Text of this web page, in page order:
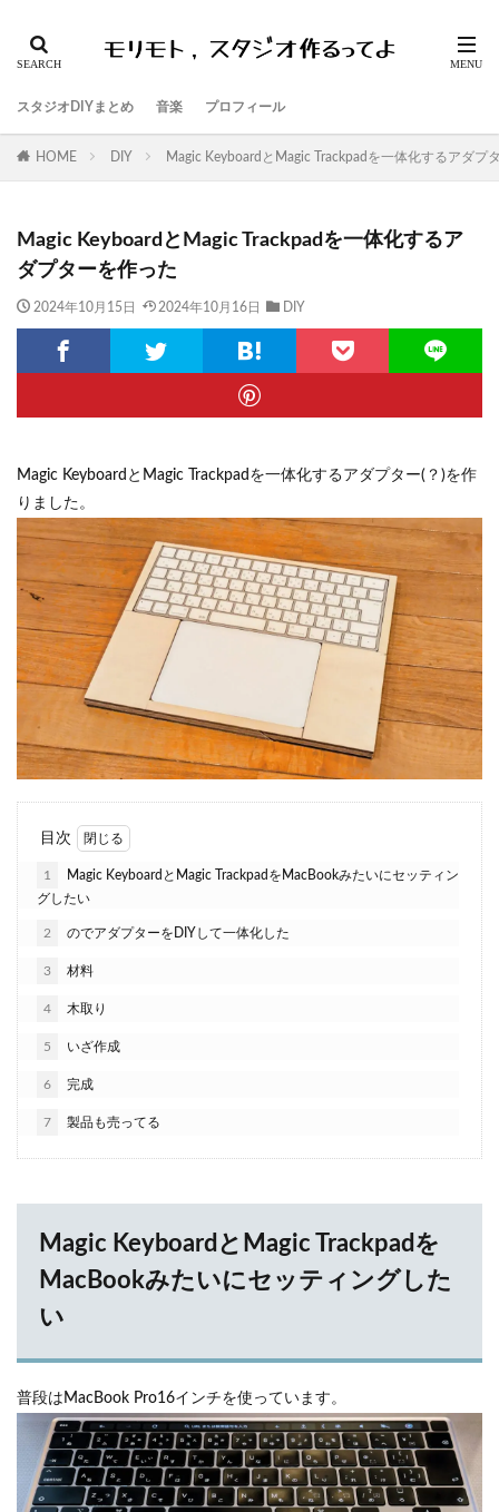
スタジオDIYまとめ 音楽 プロフィール
HOME DIY Magic KeyboardとMagic Trackpadを一体化するアダプ
Magic KeyboardとMagic Trackpadを一体化するア
ダプターを作った
2024年10月15日 2024年10月16日 DIY
Magic KeyboardとMagic Trackpadを一体化するアダプター(？)を作
りました。
目次
1
Magic KeyboardとMagic TrackpadをMacBookみたいにセッティン
グしたい
2 のでアダプターをDIYして一体化した
3 材料
4 木取り
5 いざ作成
6 完成
7 製品も売ってる
Magic KeyboardとMagic Trackpadを
MacBookみたいにセッティングした
い
普段はMacBook Pro16インチを使っています。